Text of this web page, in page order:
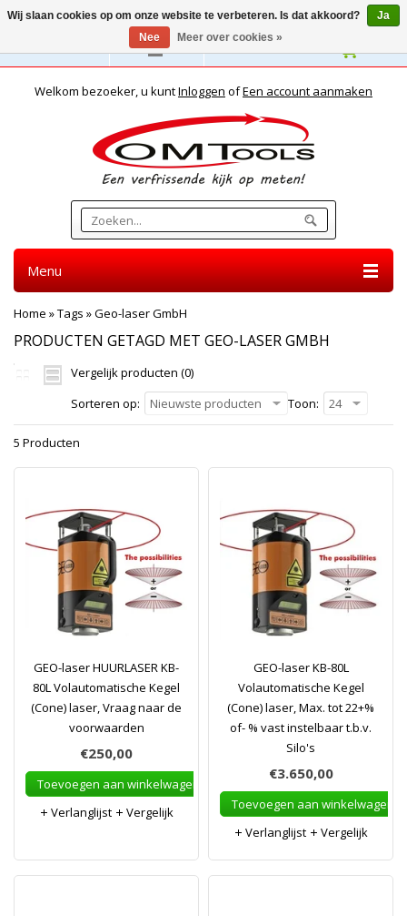
Nederlands
Welkom bezoeker, u kuntInloggen ofEen account aanmaken
Menu
Home »Tags »Geo-laser GmbH
PRODUCTEN GETAGD MET GEO-LASER GMBH
Vergelijk producten (0)
Sorteren op:
Nieuwste producten Toon: 24
5 Producten
GEO-laser HUURLASER KB-
80L Volautomatische Kegel
(Cone) laser, Vraag naar de
voorwaarden
€250,00
Toevoegen aan winkelwagen
Verlanglijst
Vergelijk
GEO-laser KB-80L
Volautomatische Kegel
(Cone) laser, Max. tot 22+%
of- % vast instelbaar t.b.v.
Silo's
€3.650,00
Toevoegen aan winkelwagen
Verlanglijst
Vergelijk
Wij slaan cookies op om onze website te verbeteren. Is dat akkoord?
Ja
Nee
Meer over cookies »